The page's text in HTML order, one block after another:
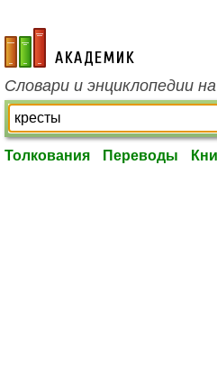
academic.ru
Словари и энциклопедии
Толкования Переводы